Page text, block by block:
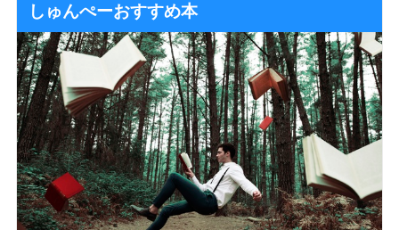
しゅんぺーおすすめ本